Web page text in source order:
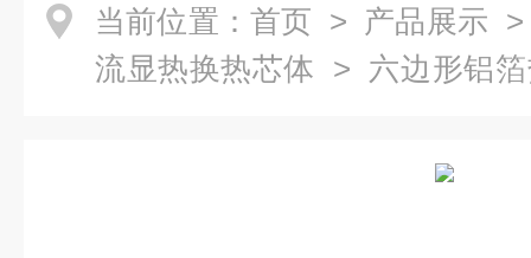
当前位置： 首页 > 产品展示
流显热换热芯体 > 六边形铝